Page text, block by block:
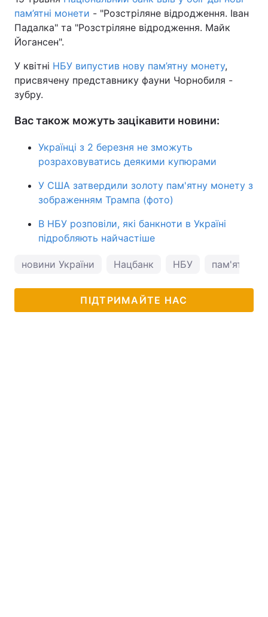
пам’ятні монети - "Розстріляне відродження. Іван
Падалка" та "Розстріляне відродження. Майк
Йогансен".
У квітні НБУ випустив нову пам’ятну монету,
присвячену представнику фауни Чорнобиля -
зубру.
Вас також можуть зацікавити новини:
Українці з 2 березня не зможуть
розраховуватись деякими купюрами
У США затвердили золоту пам'ятну монету з
зображенням Трампа (фото)
В НБУ розповіли, які банкноти в Україні
підробляють найчастіше
новини України Нацбанк НБУ пам'ятні
ПІДТРИМАЙТЕ НАС